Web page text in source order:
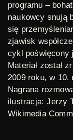
programu –
naukowcy snują
się
zjawisk
cykl poświęcony
Materiał został
2009 roku, w 10.
Nagrana
ilustracja: Jerzy
Wikimedia